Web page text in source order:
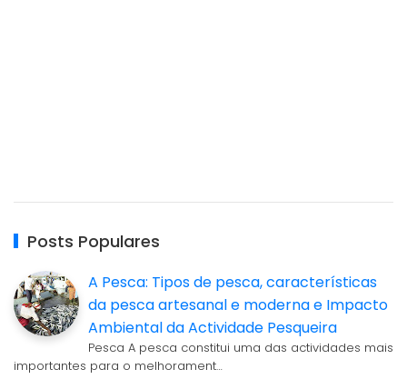
Posts Populares
A Pesca: Tipos de pesca, características
da pesca artesanal e moderna e Impacto
Ambiental da Actividade Pesqueira
Pesca A pesca constitui uma das actividades mais
importantes para o melhorament…